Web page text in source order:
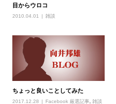
目からウロコ
2010.04.01 雑談
ちょっと良いことしてみた
2017.12.28 Facebook 厳選記事, 雑談